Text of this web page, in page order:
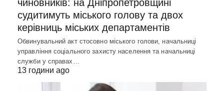
чиновників: на Дніпропетровщині
судитимуть міського голову та двох
керівниць міських департаментів
Обвинувальний акт стосовно міського голови, начальниці
управління соціального захисту населення та начальниці
служби у справах…
13 години ago